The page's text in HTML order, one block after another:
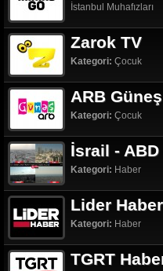
İstanbul Muhafızları
Zarok TV
Kategori: Çocuk
ARB
Kategori: Çocuk
İsrail - ABD
Kategori: Haber
Lider Haber
Kategori: Haber
TGRT